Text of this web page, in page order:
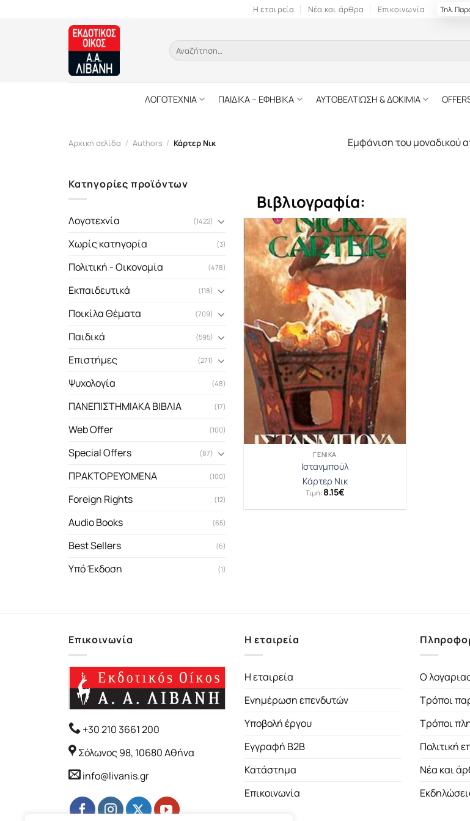
Η εταιρεία Νέα και άρθρα Επικοινωνία Τηλ.
Αναζήτηση
για:
ΛΟΓΟΤΕΧΝΙΑ ΠΑΙΔΙΚΑ – ΕΦΗΒΙΚΑ ΑΥΤΟΒΕΛΤΙΩΣΗ & ΔΟΚΙΜΙΑ
Αρχική σελίδα / Authors / Κάρτερ Νικ Εμφάνιση του μοναδικού
Κατηγορίες προϊόντων
Λογοτεχνία (1422)
Χωρίς κατηγορία (3)
Πολιτική - Οικονομία (478)
Εκπαιδευτικά (118)
Ποικίλα Θέματα (709)
Παιδικά (595)
Επιστήμες (271)
Ψυχολογία (48)
ΠΑΝΕΠΙΣΤΗΜΙΑΚΑ ΒΙΒΛΙΑ (17)
Web Offer (100)
Special Offers (87)
ΠΡΑΚΤΟΡΕΥΟΜΕΝΑ (100)
Foreign Rights (12)
Audio Books (65)
Best Sellers (6)
Υπό Έκδοση (1)
Βιβλιογραφία:
ΓΕΝΙΚΆ
Ιστανμπούλ
Κάρτερ Νικ
Τιμή: 8.15€
Επικοινωνία
+30 210 3661 200
Σόλωνος 98, 10680 Αθήνα
info@livanis.gr
Η εταιρεία
Η εταιρεία
Ενημέρωση επενδυτών
Υποβολή έργου
Εγγραφή B2B
Κατάστημα
Επικοινωνία
Ο
Τρόποι
Τρόποι
Πολιτική
Νέα και